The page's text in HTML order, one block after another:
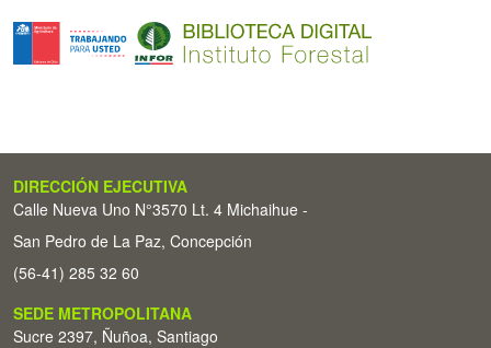
DIRECCIÓN EJECUTIVA
Calle Nueva Uno N°3570 Lt. 4 Michaihue -
San Pedro de La Paz, Concepción
(56-41) 285 32 60
SEDE METROPOLITANA
Sucre 2397, Ñuñoa, Santiago